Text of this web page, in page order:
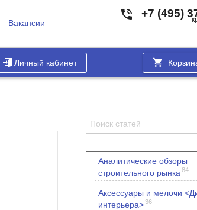
Вакансии
+7 (495)
Личный кабинет
Аналитические обзоры
строительного рынка 84
Аксессуары и мелочи
интерьера>36